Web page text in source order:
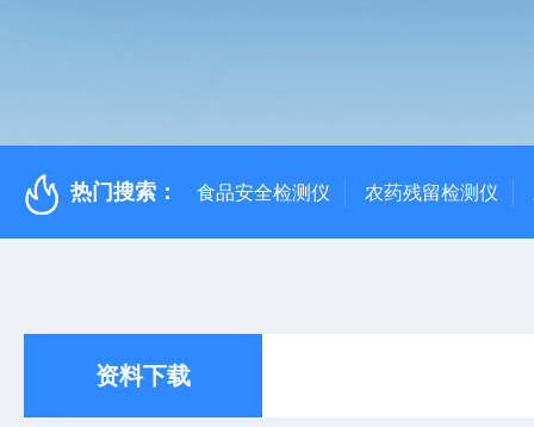
热门搜索： 食品安全检测仪 农药残留检测仪
资料下载